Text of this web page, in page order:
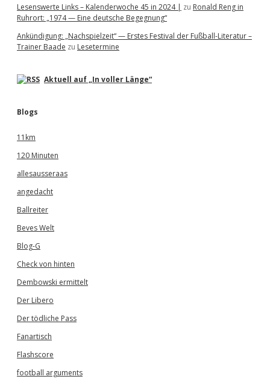
Lesenswerte Links – Kalenderwoche 45 in 2024 | zu Ronald Reng in
Ruhrort: „1974 — Eine deutsche Begegnung“
Ankündigung: „Nachspielzeit“ — Erstes Festival der Fußball-Literatur –
Trainer Baade zu Lesetermine
Aktuell auf „In voller Länge“
Blogs
11km
120 Minuten
allesausseraas
angedacht
Ballreiter
Beves Welt
Blog-G
Check von hinten
Dembowski ermittelt
Der Libero
Der tödliche Pass
Fanartisch
Flashscore
football arguments